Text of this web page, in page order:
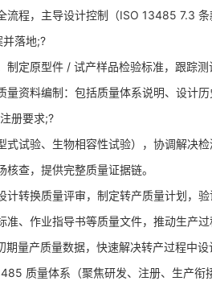
流程，主导设计控制（ISO 13485 7.3
并落地;?
制定原型件 / 试产样品检验标准，跟踪测
量资料编制：包括质量体系说明、设计
册要求;?
式试验、生物相容性试验），协调解决
核查，提供完整质量证据链。
计转换质量评审，制定转产质量计划，
准、作业指导书等质量文件，推动生产
期量产质量数据，快速解决转产过程中设
质量体系（聚焦研发、注册、生产衔